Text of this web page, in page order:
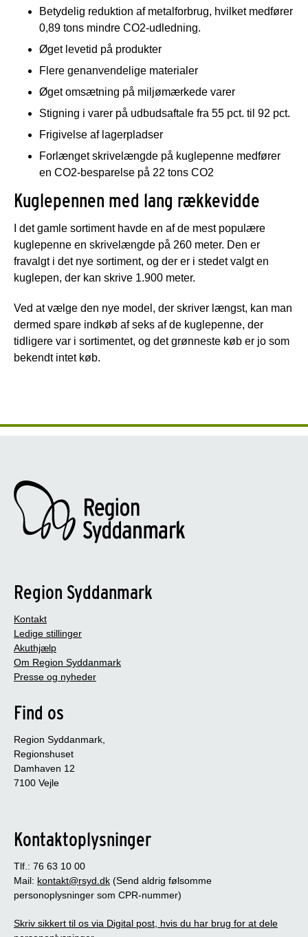
Betydelig reduktion af metalforbrug, hvilket medfører
0,89 tons mindre CO2-udledning.
Øget levetid på produkter
Flere genanvendelige materialer
Øget omsætning på miljømærkede varer
Stigning i varer på udbudsaftale fra 55 pct. til 92 pct.
Frigivelse af lagerpladser
Forlænget skrivelængde på kuglepenne medfører
en CO2-besparelse på 22 tons CO2
Kuglepennen med lang rækkevidde
I det gamle sortiment havde en af de mest populære
kuglepenne en skrivelængde på 260 meter. Den er
fravalgt i det nye sortiment, og der er i stedet valgt en
kuglepen, der kan skrive 1.900 meter.
Ved at vælge den nye model, der skriver længst, kan man
dermed spare indkøb af seks af de kuglepenne, der
tidligere var i sortimentet, og det grønneste køb er jo som
bekendt intet køb.
Region Syddanmark
Kontakt
Ledige stillinger
Akuthjælp
Om Region Syddanmark
Presse og nyheder
Find os
Region Syddanmark,
Regionshuset
Damhaven 12
7100 Vejle
Kontaktoplysninger
Tlf.: 76 63 10 00
Mail: kontakt@rsyd.dk (Send aldrig følsomme
personoplysninger som CPR-nummer)
Skriv sikkert til os via Digital post, hvis du har brug for at dele